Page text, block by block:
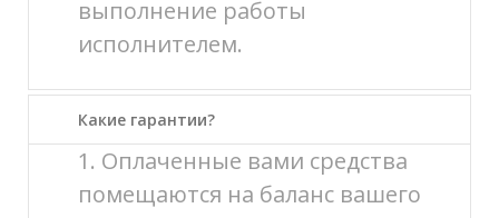
выполнение работы
исполнителем.
Какие гарантии?
1. Оплаченные вами средства
помещаются на баланс вашего